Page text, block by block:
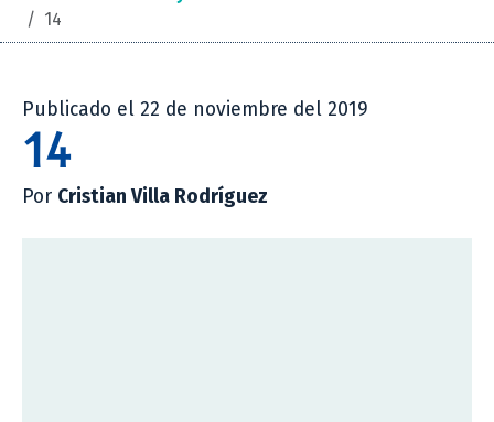
/ 14
Publicado el 22 de noviembre del 2019
14
Por Cristian Villa Rodríguez